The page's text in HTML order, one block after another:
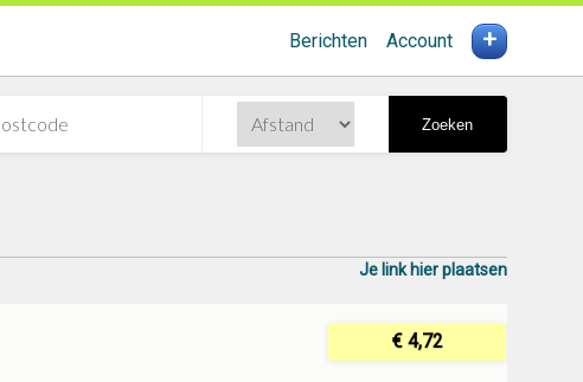
Berichten Account +
Zoeken
Je link hier plaatsen
€ 4,72